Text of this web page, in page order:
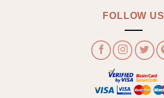
FOLLOW US